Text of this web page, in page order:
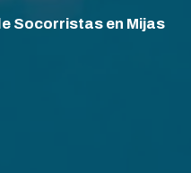
Socorristas en Mijas